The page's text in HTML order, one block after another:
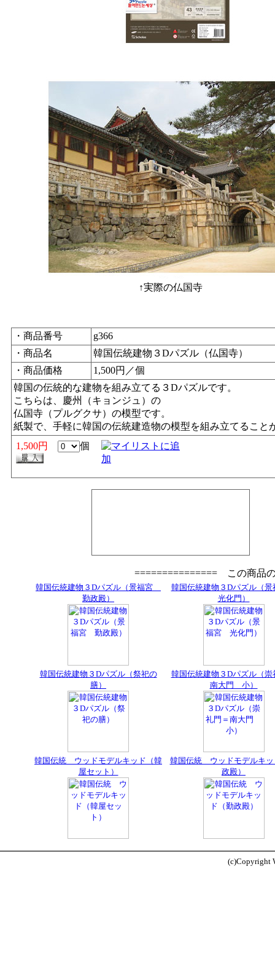
↑実際の仏国寺
・商品番号
g366
・商品名
韓国伝統建物３Dパズル（仏国寺）
・商品価格
1,500円／個
韓国の伝統的な建物を組み立てる３Dパズルです。
こちらは、慶州（キョンジュ）の
仏国寺（プルグクサ）の模型です。
紙製で、手軽に韓国の伝統建造物の模型を組み立てること
1,500円
個
=============== この商品
韓国伝統建物３Dパズル（景福宮
勤政殿）
韓国伝統建物３Dパズル（
光化門）
韓国伝統建物３Dパズル（祭祀の
膳）
韓国伝統建物３Dパズル（崇
南大門 小）
韓国伝統 ウッドモデルキッド（韓
屋セット）
韓国伝統 ウッドモデルキッ
政殿）
(c)Copyright